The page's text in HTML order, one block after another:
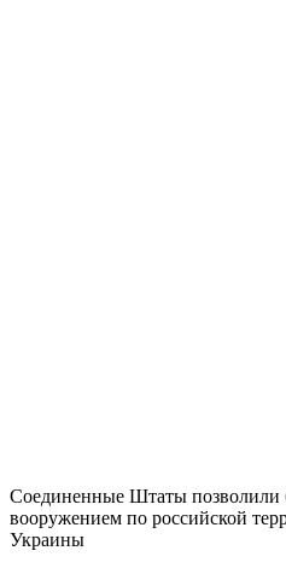
Соединенные Штаты позволили
вооружением по российской
Украины